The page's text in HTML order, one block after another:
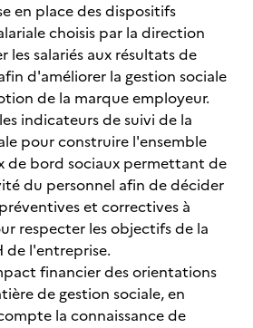
en place des dispositifs
choisis par la direction
les salariés aux résultats de
d'améliorer la gestion sociale
de la marque employeur.
indicateurs de suivi de la
pour construire l'ensemble
de bord sociaux permettant de
du personnel afin de décider
et correctives à
respecter les objectifs de la
de l'entreprise.
financier des orientations
de gestion sociale, en
la connaissance de